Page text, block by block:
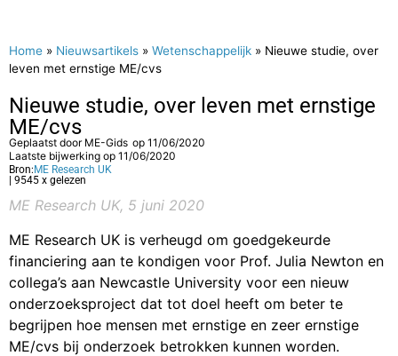
Home » Nieuwsartikels » Wetenschappelijk » Nieuwe studie, over
leven met ernstige ME/cvs
Nieuwe studie, over leven met ernstige
ME/cvs
Geplaatst door ME-Gids op 11/06/2020
Laatste bijwerking op 11/06/2020
Bron: ME Research UK
| 9545 x gelezen
ME Research UK, 5 juni 2020
ME Research UK is verheugd om goedgekeurde
financiering aan te kondigen voor Prof. Julia Newton en
collega’s aan Newcastle University voor een nieuw
onderzoeksproject dat tot doel heeft om beter te
begrijpen hoe mensen met ernstige en zeer ernstige
ME/cvs bij onderzoek betrokken kunnen worden.